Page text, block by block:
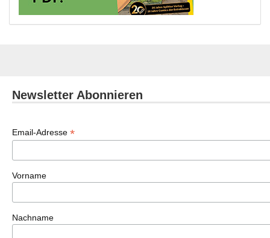
Newsletter Abonnieren
Email-Adresse *
Vorname
Nachname